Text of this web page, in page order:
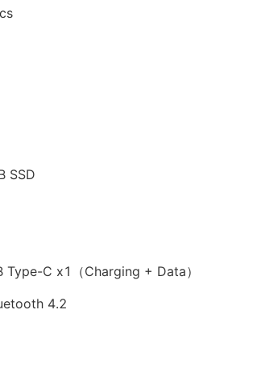
SSD
Type-C x1（Charging + Data）
4.2